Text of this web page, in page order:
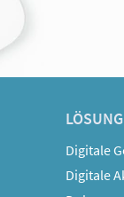
Digitale
Digitale